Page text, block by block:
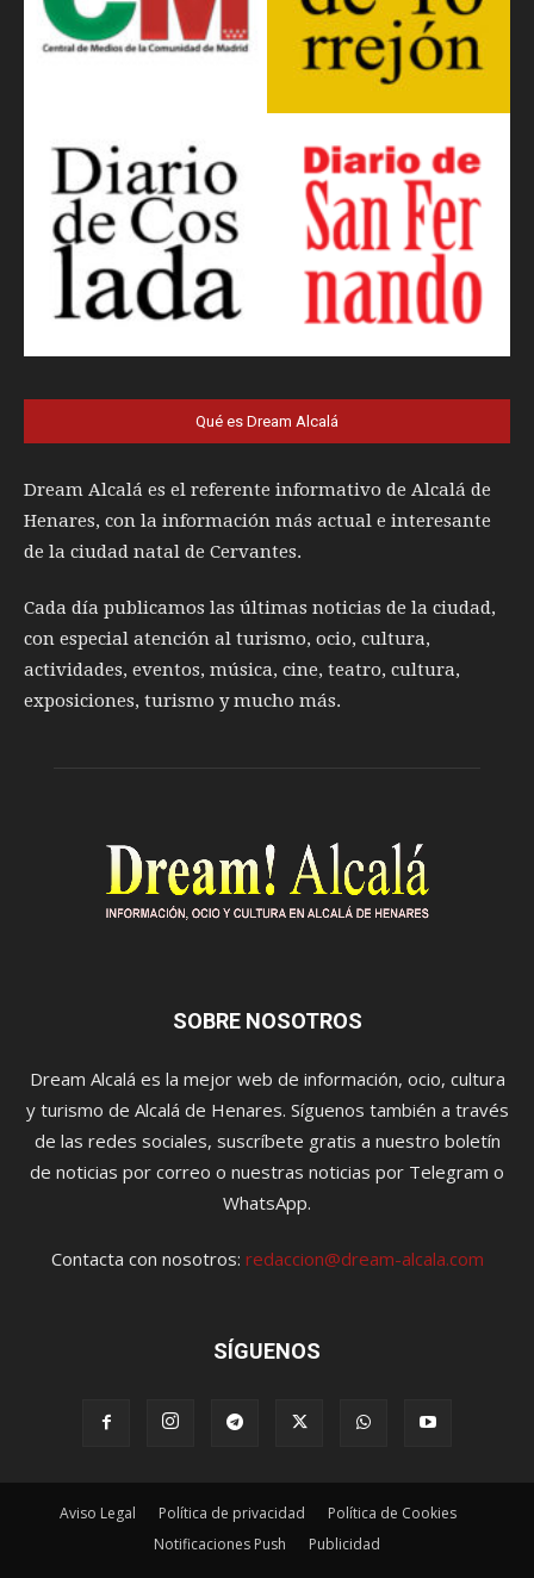
Qué es Dream Alcalá
Dream Alcalá es el referente informativo de Alcalá de
Henares, con la información más actual e interesante
de la ciudad natal de Cervantes.
Cada día publicamos las últimas noticias de la ciudad,
con especial atención al turismo, ocio, cultura,
actividades, eventos, música, cine, teatro, cultura,
exposiciones, turismo y mucho más.
SOBRE NOSOTROS
Dream Alcalá es la mejor web de información, ocio, cultura
y turismo de Alcalá de Henares. Síguenos también a través
de las redes sociales, suscríbete gratis a nuestro boletín
de noticias por correo o nuestras noticias por Telegram o
WhatsApp.
Contacta con nosotros: redaccion@dream-alcala.com
SÍGUENOS
Aviso Legal Política de privacidad
Política de Cookies
Notificaciones Push
Publicidad